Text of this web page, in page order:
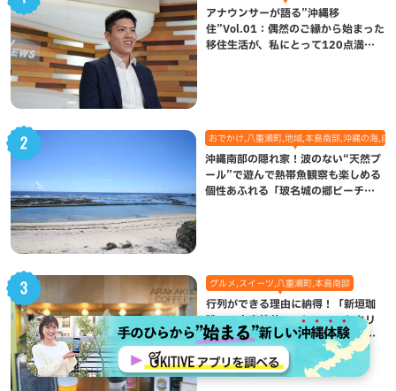
アナウンサーが語る”沖縄移
住”Vol.01：偶然のご縁から始まった
移住生活が、私にとって120点満点
おでかけ,八重瀬町,地域,本島南部,沖縄の海,自
沖縄南部の隠れ家！波のない“天然プ
ール”で遊んで熱帯魚観察も楽しめる
個性あふれる「玻名城の郷ビーチ」
グルメ,スイーツ,八重瀬町,本島南部
行列ができる理由に納得！「新垣珈
琲」の自家焙煎コーヒーソフトクリ
ーム＆炙りマシュマロのスモアラテ
が絶品（八重瀬町）